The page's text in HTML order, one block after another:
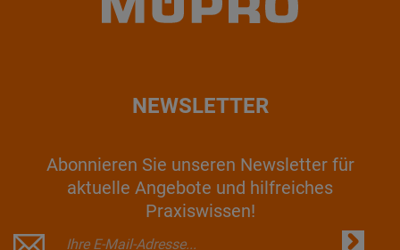
NEWSLETTER
Abonnieren Sie unseren Newsletter für
aktuelle Angebote und hilfreiches
Praxiswissen!